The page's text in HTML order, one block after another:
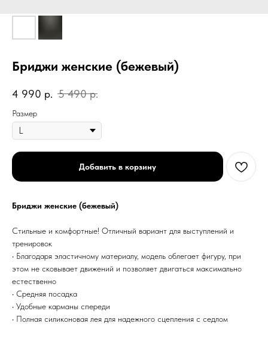
Бриджи женские (бежевый)
4 990 р. 5 490 р.
Размер
Добавить в корзину
Бриджи женские (бежевый)
Стильные и комфортные! Отличный вариант для выступлений и
тренировок
• Благодаря эластичному материалу, модель облегает фигуру, при
этом не сковывает движений и позволяет двигаться максимально
естественно
• Средняя посадка
• Удобные карманы спереди
• Полная силиконовая лея для надежного сцепления с седлом